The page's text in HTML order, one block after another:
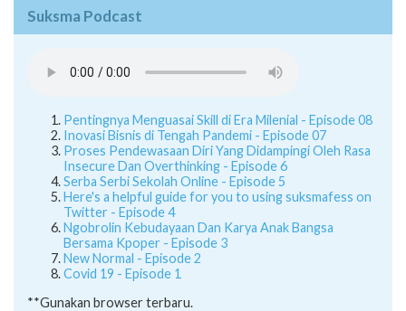
Suksma Podcast
Pentingnya Menguasai Skill di Era Milenial - Episode 08
Inovasi Bisnis di Tengah Pandemi - Episode 07
Proses Pendewasaan Diri Yang Didampingi Oleh Rasa
Insecure Dan Overthinking - Episode 6
Serba Serbi Sekolah Online - Episode 5
Here's a helpful guide for you to using suksmafess on
Twitter - Episode 4
Ngobrolin Kebudayaan Dan Karya Anak Bangsa
Bersama Kpoper - Episode 3
New Normal - Episode 2
Covid 19 - Episode 1
**Gunakan browser terbaru.